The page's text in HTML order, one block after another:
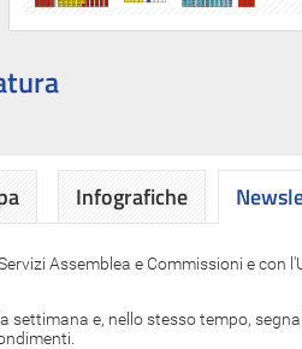
Infografiche
Assemblea e Commissioni e con
e, nello stesso tempo,